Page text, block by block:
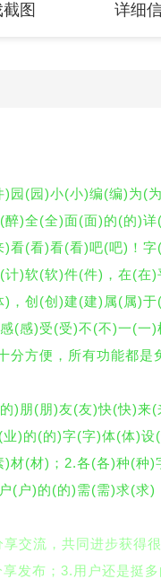
图 详细
)园(园)小(小)编(编)为
)全(全)面(面)的(的)
看(看)看(看)吧(吧)！
)软(软)件(件)，在(
，创(创)建(建)属(属)
(感)受(受)不(不)一(一
分方便，所有功能都
)朋(朋)友(友)快(快)
)的(的)字(字)体(体)
材(材)；2.各(各)种(种
(户)的(的)需(需)求(求
享交流，共同进步获得
发布；3.用户还是挺